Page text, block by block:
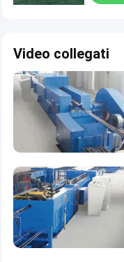
Video collegati